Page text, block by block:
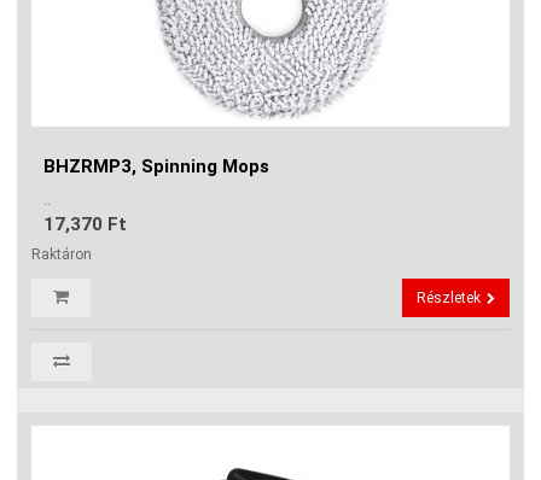
BHZRMP3, Spinning Mops
..
17,370 Ft
Raktáron
Részletek